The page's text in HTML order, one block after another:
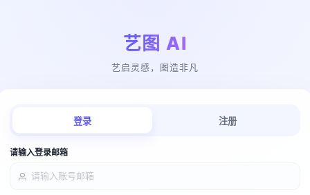
艺图 AI
艺启灵感，图造非凡
登录 注册
请输入登录邮箱